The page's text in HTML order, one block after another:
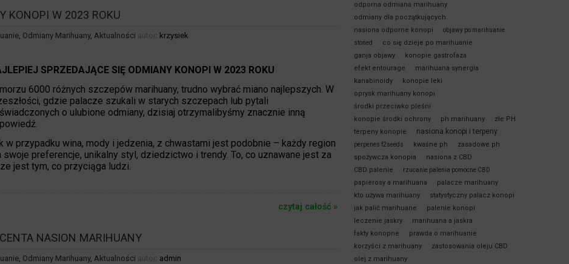
KONOPI W 2023 ROKU
, Odmiany Marihuany, Aktualności autor: krzysiek
SPRZEDAJĄCE SIĘ ODMIANY KONOPI W 2023 ROKU
6000 różnych szczepów marihuany, trudno wybrać miano najlepszych. W
gdzie palacze szukali w starych szczepach lub pytali
o ulubione odmiany, dzisiaj otrzymalibyśmy znacznie inną
w przypadku wina, mody i jedzenia, z chwastami jest podobnie – każdy region
swoje preferencje, unikalny styl, dziedzictwo i trendy. To, co uznawane jest za
jest tym, co przyciąga ludzi.
czytaj całość »
NASION MARIHUANY
, Odmiany Marihuany, Aktualności autor: admin
odporna odmiana marihuany
odmiany dla początkujących
nasiona odporne konopi
objawy po marihuanie
stoned
co się dzieje po marihuanie
ganja objawy
konopie gastrofaza
efekt entourage
marihuana synergia
kanabinoidy
konopie leki
oprysk marihuany konopi
środki przeciwko pleśni
konopie środki ochrony
ph marihuany
złe PH
terpeny konopie
nasiona konopi i terpeny
perpenes f2seeds kwaśne ph
zasadowe ph
spożywcza konopia
nasiona z CBD
CBD palenie
rzucanie palenia pomocne CBD
papierosy a marihuana
palacze marihuany
kto używa marihuany
statystyczny palacz konopi
jak palić marihuane
palenie konopi
leczenie jaskry
marihuana a jaskra
fakty konopne
prawda o marihuanie
korzyści z marihuany
zastosowania oleju CBD
olej z marihuany